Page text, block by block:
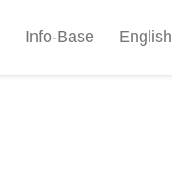
Info-Base English